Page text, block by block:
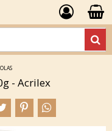
- Acrilex